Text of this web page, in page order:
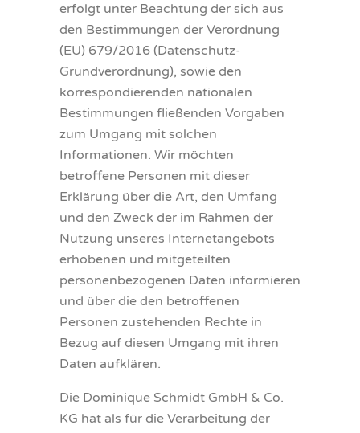
erfolgt unter Beachtung der sich aus
den Bestimmungen der Verordnung
(EU) 679/2016 (Datenschutz-
Grundverordnung), sowie den
korrespondierenden nationalen
Bestimmungen fließenden Vorgaben
zum Umgang mit solchen
Informationen. Wir möchten
betroffene Personen mit dieser
Erklärung über die Art, den Umfang
und den Zweck der im Rahmen der
Nutzung unseres Internetangebots
erhobenen und mitgeteilten
personenbezogenen Daten informieren
und über die den betroffenen
Personen zustehenden Rechte in
Bezug auf diesen Umgang mit ihren
Daten aufklären.
Die Dominique Schmidt GmbH & Co.
KG hat als für die Verarbeitung der